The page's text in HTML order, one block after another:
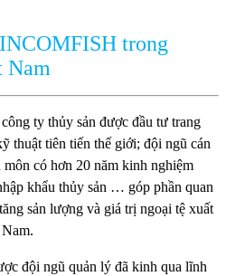
trong
Nam
ty thủy sản được đầu tư trang
thuật tiên tiến thế giới; đội ngũ cán
có hơn 20 năm kinh nghiệm
khẩu thủy sản … góp phần quan
sản lượng và giá trị ngoại tệ xuất
đội ngũ quản lý đã kinh qua lĩnh